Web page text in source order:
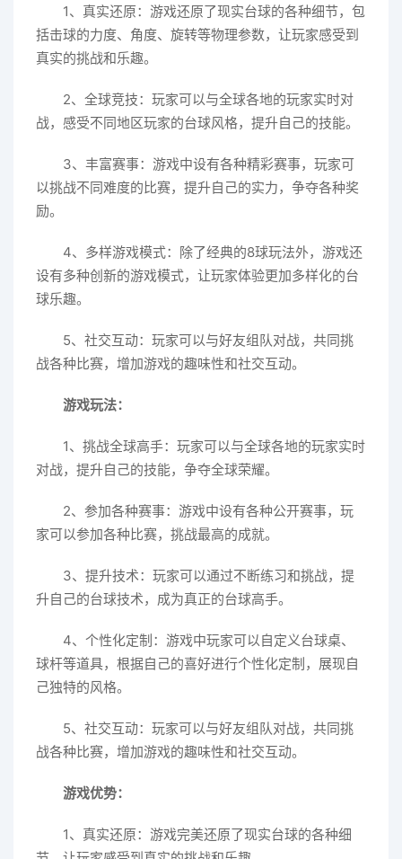
1、真实还原：游戏还原了现实台球的各种细节，包
括击球的力度、角度、旋转等物理参数，让玩家感受到
真实的挑战和乐趣。
2、全球竞技：玩家可以与全球各地的玩家实时对
战，感受不同地区玩家的台球风格，提升自己的技能。
3、丰富赛事：游戏中设有各种精彩赛事，玩家可
以挑战不同难度的比赛，提升自己的实力，争夺各种奖
励。
4、多样游戏模式：除了经典的8球玩法外，游戏还
设有多种创新的游戏模式，让玩家体验更加多样化的台
球乐趣。
5、社交互动：玩家可以与好友组队对战，共同挑
战各种比赛，增加游戏的趣味性和社交互动。
游戏玩法：
1、挑战全球高手：玩家可以与全球各地的玩家实时
对战，提升自己的技能，争夺全球荣耀。
2、参加各种赛事：游戏中设有各种公开赛事，玩
家可以参加各种比赛，挑战最高的成就。
3、提升技术：玩家可以通过不断练习和挑战，提
升自己的台球技术，成为真正的台球高手。
4、个性化定制：游戏中玩家可以自定义台球桌、
球杆等道具，根据自己的喜好进行个性化定制，展现自
己独特的风格。
5、社交互动：玩家可以与好友组队对战，共同挑
战各种比赛，增加游戏的趣味性和社交互动。
游戏优势：
1、真实还原：游戏完美还原了现实台球的各种细